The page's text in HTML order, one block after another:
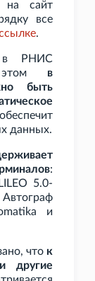
на сайт
все
.
в РНИС
этом в
быть
данных.
:
5.0-
и
что к
другие